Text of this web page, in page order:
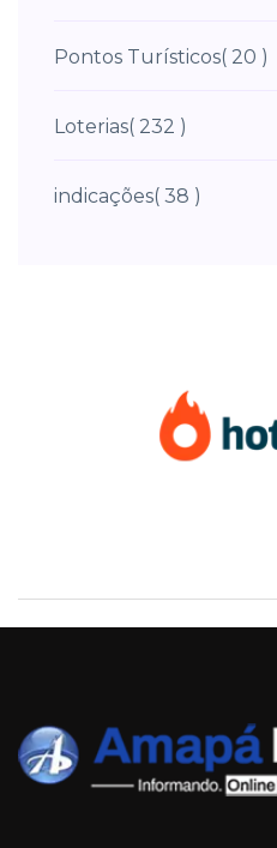
Pontos Turísticos( 20 )
Loterias( 232 )
indicações( 38 )